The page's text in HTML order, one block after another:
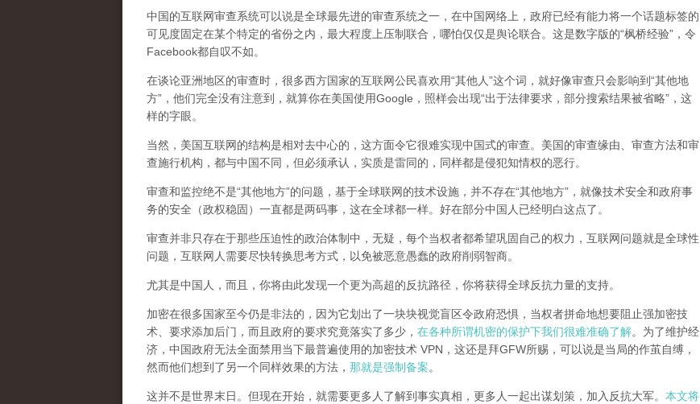
中国的互联网审查系统可以说是全球最先进的审查系统之一，在中国网络上，政府已经有能力将一个话题标签的
可见度固定在某个特定的省份之内，最大程度上压制联合 ，哪怕仅仅是舆论联合。这是数字版的“枫桥经验”，令
Facebook都自叹不如。
在谈论亚洲地区的审查时，很多西方国家的互联网公民喜欢用“其他人”这个词，就好像审查只会影响到“其他地
方”，他们完全没有注意到， 就算你在美国使用Google，照样会出现“出于法律要求，部分搜索结果被省略”，这
样的字眼。
当然，美国互联网的结构是相对去中心的，这方面令它很难实现中国式的审查。美国的审查缘由、审查方法和审
查施行机构，都与中国不同，但必须承认， 实质是雷同的，同样都是侵犯知情权的恶行。
审查和监控绝不是“其他地方”的问题，基于全球联网的技术设施，并不存在“其他地方”，就像技术安全和政府事
务的安全（政权稳固）一直都是两码事，这在全球都一样。好在部分中国人已经明白这点了。
审查并非只存在于那些压迫性的政治体制中，无疑，每个当权者都希望巩固自己的权力，互联网问题就是全球性
问题，互联网人需要尽快转换思考方式，以免被恶意愚蠢的政府削弱智商。
尤其是中国人，而且，你将由此发现一个更为高超的反抗路径，你将获得全球反抗力量的支持。
加密在很多国家至今仍是非法的，因为它划出了一块块视觉盲区令政府恐惧，当权者拼命地想要阻止强加密技
术、要求添加后门，而且政府的要求究竟落实了多少， 在各种所谓机密的保护下我们很难准确了解。为了维护经
济，中国政府无法全面禁用当下最普遍使用的加密技术 VPN，这还是拜GFW所赐，可以说是当局的作茧自缚，
然而他们想到了另一个同样效果的方法， 那就是强制备案。
这并不是世界末日。但现在开始，就需要更多人了解到事实真相，更多人一起出谋划策，加入反抗大军。 本文将